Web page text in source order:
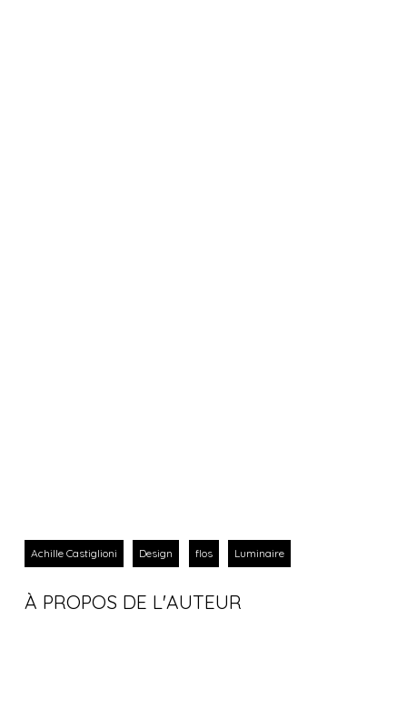
Achille Castiglioni Design flos Luminaire
À PROPOS DE L'AUTEUR